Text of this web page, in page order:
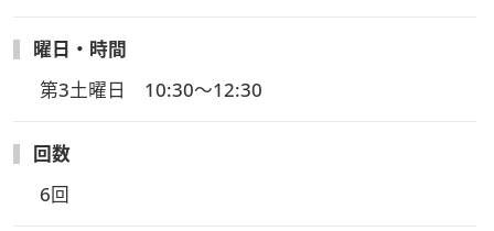
03月「バニティポーチ・ミニ」(NEWアイテム)
【受講方法】
します。Zoomのサービス、機能、セキュリティ等を各自ご理
解いただいた上でご参加ください。
曜日・時間
第3土曜日　10:30～12:30
回数
6回